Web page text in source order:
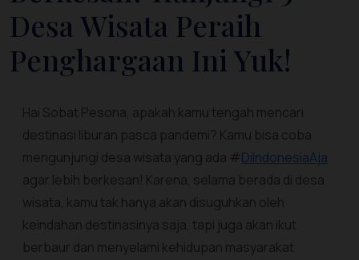
Desa Wisata Peraih
Penghargaan Ini Yuk!
Hai Sobat Pesona, apakah kamu tengah mencari
destinasi liburan pasca pandemi? Kamu bisa coba
mengunjungi desa wisata yang ada #DiIndonesiaAja
agar lebih berkesan! Karena, selama berada di desa
wisata, kamu tak hanya akan disuguhkan oleh
keindahan destinasinya saja, tapi juga akan ikut
berbaur dan menyelami kehidupan masyarakat